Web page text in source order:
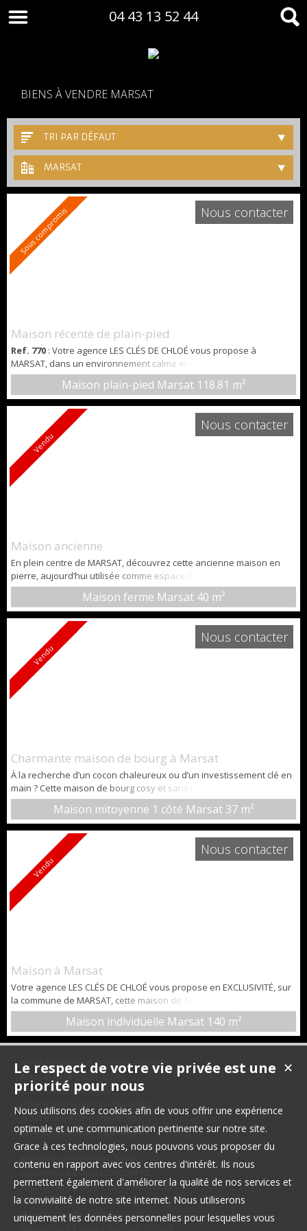
04 43 13 52 44
BIENS À VENDRE MARSAT
TRI PAR DÉFAUT
MARSAT
Sous compromis
Maison récente de plain-pied
Ref. 770 : Votre agence LES CLÉS DE CHLOÉ vous propose à
MARSAT, dans un environnement calme et verdoyant, cette maison
de plain-pied de 119m², construite en 2022 offre des prestations
modernes et un confort de vie optimal. DESCRIPTION : - pièce de vie
de 47m², - 4 chambres, - 1 salle d'eau (possibilité d'installer une
baignoire), - 2 wc indépendants, - 1 garage attenant. SES ATOUTS : -
chauffage...
Maison plain-pied Marsat 118.81 m²
Nous contacter
Vendu
Maison ancienne
En plein centre de MARSAT, découvrez cette ancienne maison en
pierre, aujourd’hui utilisée comme espace de stockage, offrant un
emplacement pratique et central. Elle se compose d'un espace de
25m2 environ, d'un étage d'une superficie équivalente et d'une
cave en sous-sol. Idéal pour le stockage, le stationnement de vélos
et motos. Pas d’eau ni d’électricité actuellement. Cette bâtisse ...
Maison ferme Marsat 40 m²
Nous contacter
Vendu
Charmante maison de bourg à Marsat
À la recherche d’un cocon chaleureux ou d’un investissement clé en
main ? Cette maison de bourg cosy et sans travaux est faite pour
vous. D’une surface de 51 m² au sol (37 m² Carrez), elle offre une
belle optimisation de l’espace : Rez-de-chaussée : entrée,
buanderie avec WC, cuisine ouverte sur salon,1er étage : une
chambre avec accès au balcon, une salle d’eau
agréable,Mezzanine : esp...
Maison mitoyenne 1 côté Marsat 37 m²
Nous contacter
Vendu
Maison à Marsat
Votre agence LES CLÉS DE CHLOÉ vous propose en EXCLUSIVITÉ, sur
la commune de MARSAT, cette maison de 140 m² habitables et 70m²,
Implantée sur un terrain de 1 000 m². DESCRIPTIF : - entrée avec
placard, - un salon/salle à manger de 42m², bénéficiant de 2
expositions (Est et Sud) - une cuisine partiellement ouverte de 11m²,
Maison individuelle Marsat 140 m²
Nous contacter
Achat appartement Clermont-Ferrand
Achat maison Châtel-Guyon
Achat maison Le Cendre
Achat maison Cournon-d'Auvergne
Achat appartement Châtel-Guyon
Maison à vendre Châtel-Guyon
Appartement à louer CLERMONT FD
Appartement à vendre Clermont-Ferrand
Immobilier Pro à vendre Riom
Maison à vendre Saint-Beauzire
✕
Le respect de votre vie privée est une
priorité pour nous
Nous utilisons des cookies afin de vous offrir une expérience
optimale et une communication pertinente sur notre site.
Grace à ces technologies, nous pouvons vous proposer du
contenu en rapport avec vos centres d'intérêt. Ils nous
permettent également d'améliorer la qualité de nos services et
la convivialité de notre site internet. Nous utiliserons
uniquement les données personnelles pour lesquelles vous